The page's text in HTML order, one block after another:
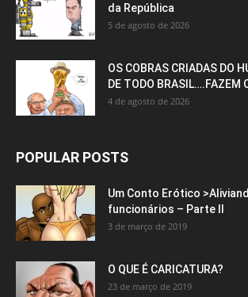
da República
5 de agosto de 2026
OS COBRAS CRIADAS DO
DE TODO BRASIL….FAZEM
4 de agosto de 2026
POPULAR POSTS
Um Conto Erótico
funcionários – Parte II
3 de março de 2019
O QUE É CARICATURA?
23 de março de 2019